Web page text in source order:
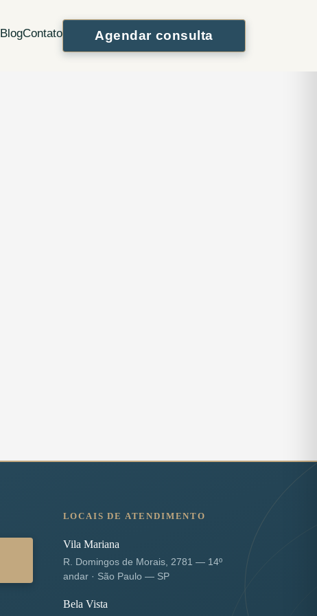
BlogContato Agendar consulta
LOCAIS DE ATENDIMENTO
Vila Mariana
R. Domingos de Morais, 2781 — 14º
andar · São Paulo — SP
Bela Vista